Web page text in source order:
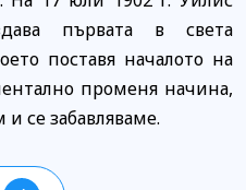
първата в света
поставя началото на
променя начина,
се забавляваме.